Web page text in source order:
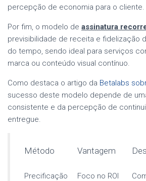
percepção de economia para o cliente.
Por fim, o modelo de assinatura
previsibilidade de receita e fidelização
do tempo, sendo ideal para serviços
marca ou conteúdo visual contínuo.
Como destaca o artigo da Betalabs
sucesso deste modelo depende de
consistente e da percepção de
entregue.
Método Vantagem
Precificação
Foco no ROI